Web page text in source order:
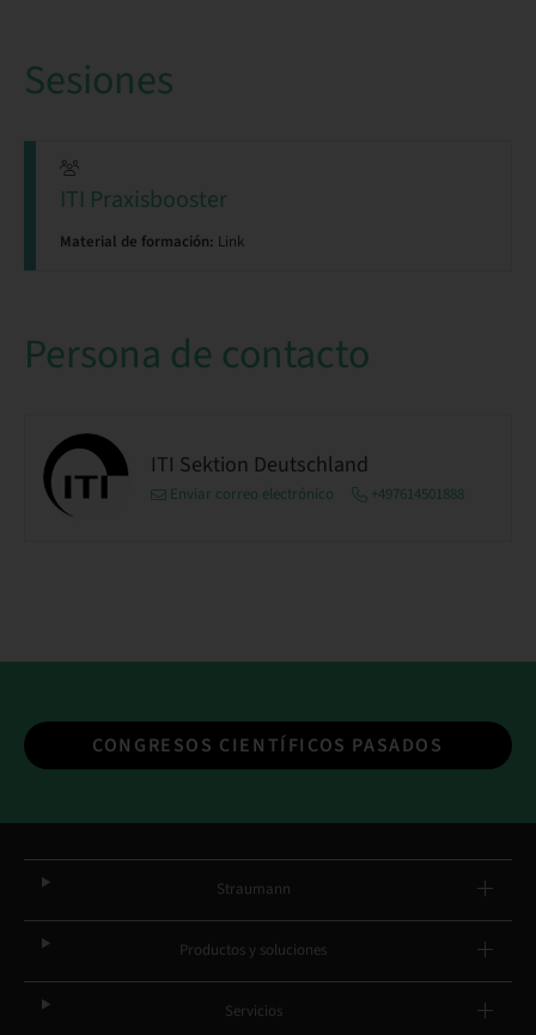
Sesiones
ITI Praxisbooster
Material de formación: Link
Persona de contacto
ITI Sektion Deutschland
Enviar correo electrónico +497614501888
CONGRESOS CIENTÍFICOS PASADOS
Straumann
Productos y soluciones
Servicios